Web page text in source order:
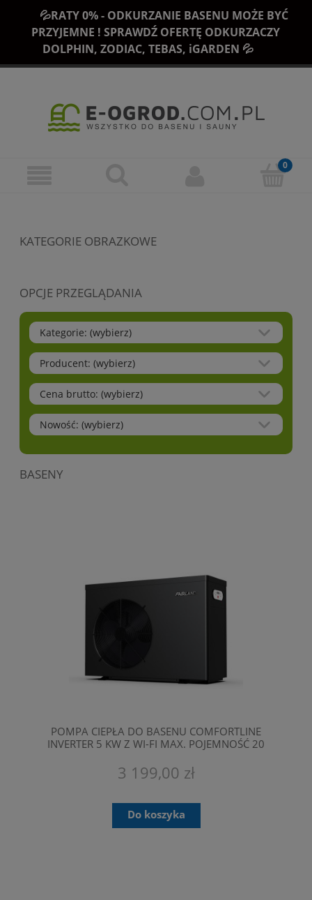
💦RATY 0% - ODKURZANIE BASENU MOŻE BYĆ
PRZYJEMNE ! SPRAWDŹ OFERTĘ ODKURZACZY
DOLPHIN, ZODIAC, TEBAS, iGARDEN 💦
KATEGORIE OBRAZKOWE
OPCJE PRZEGLĄDANIA
Kategorie: (wybierz)
Producent: (wybierz)
Cena brutto: (wybierz)
Nowość: (wybierz)
BASENY
POMPA CIEPŁA DO BASENU COMFORTLINE
INVERTER 5 KW Z WI-FI MAX. POJEMNOŚĆ 20
BPNR05
3 199,00 zł
Do koszyka